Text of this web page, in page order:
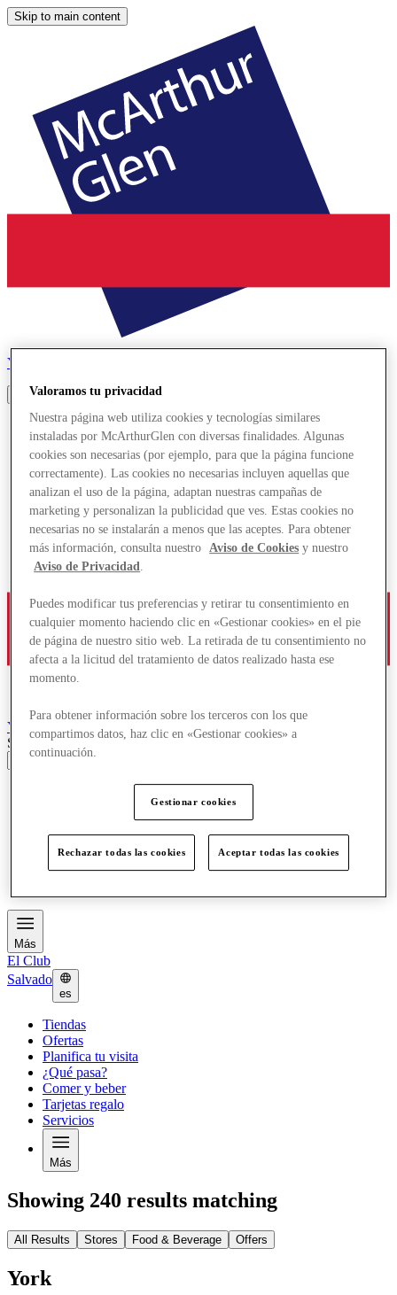
Skip to main content
York
York
Designer Outlet
Search input
Planifica tu visita
¿Qué pasa?
Comer y beber
Tarjetas regalo
Más
El Club
Salvado
es
Tiendas
Ofertas
Planifica tu visita
¿Qué pasa?
Comer y beber
Tarjetas regalo
Servicios
Más
Showing 240 results matching
All Results Stores Food & Beverage Offers
York
Valoramos tu privacidad
Nuestra página web utiliza cookies y tecnologías similares
instaladas por McArthurGlen con diversas finalidades. Algunas
cookies son necesarias (por ejemplo, para que la página funcione
correctamente). Las cookies no necesarias incluyen aquellas que
analizan el uso de la página, adaptan nuestras campañas de
marketing y personalizan la publicidad que ves. Estas cookies no
necesarias no se instalarán a menos que las aceptes. Para obtener
más información, consulta nuestro
Aviso de Cookies y nuestro
Aviso de Privacidad.
Puedes modificar tus preferencias y retirar tu consentimiento en
cualquier momento haciendo clic en «Gestionar cookies» en el pie
de página de nuestro sitio web. La retirada de tu consentimiento no
afecta a la licitud del tratamiento de datos realizado hasta ese
momento.
Para obtener información sobre los terceros con los que
compartimos datos, haz clic en «Gestionar cookies» a
continuación.
Gestionar cookies
Rechazar todas las cookies Aceptar todas las cookies